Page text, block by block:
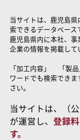
当サイトは、鹿児島
索できるデータベース
鹿児島県内に本社、
企業の情報を掲載して
「加工内容」 「製
ワードでも検索でき
さい。
当サイトは、（
が運営し、 登録
す。